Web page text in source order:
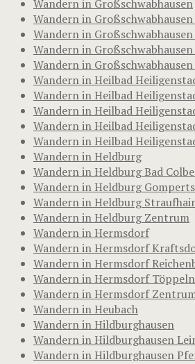
Wandern in Großschwabhausen
Wandern in
Wandern in
Wandern in
Wandern in
Wandern in Heilbad
Wandern in Heilbad
Wandern in Heilbad
Wandern in Heilbad
Wandern in Heilbad
Wandern in Heldburg
Wandern in Heldburg Bad
Wandern in Heldburg
Wandern in Heldburg
Wandern in Heldburg Zentrum
Wandern in Hermsdorf
Wandern in Hermsdorf
Wandern in Hermsdorf
Wandern in Hermsdorf Töppeln
Wandern in Hermsdorf
Wandern in Heubach
Wandern in Hildburghausen
Wandern in Hildburghausen
Wandern in Hildburghausen